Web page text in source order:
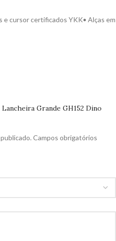
e cursor certificados YKK• Alças em
Grande GH152 Dino
Campos obrigatórios